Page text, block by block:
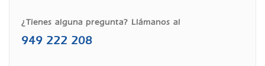
¿Tienes alguna pregunta? Llámanos al
949 222 208